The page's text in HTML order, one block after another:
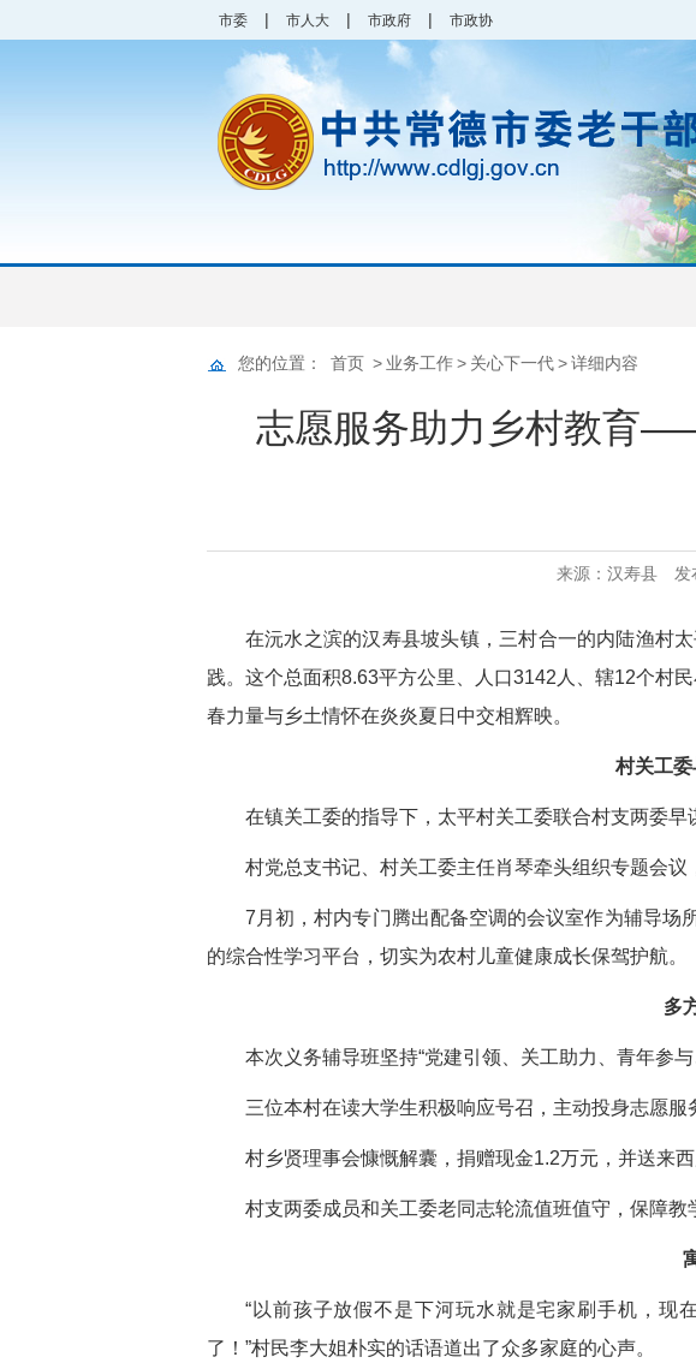
市委 | 市人大 | 市政府 | 市政协
您的位置： 首页 > 业务工作> 关心下一代>详细内容
志愿服务助力乡村教育
来源：汉寿县 发
在沅水之滨的汉寿县坡头镇，三村合一的内陆渔村
践。这个总面积8.63平方公里、人口3142人、辖12个村
春力量与乡土情怀在炎炎夏日中交相辉映。
村关工
在镇关工委的指导下，太平村关工委联合村支两委早
村党总支书记、村关工委主任肖琴牵头组织专题会
7月初，村内专门腾出配备空调的会议室作为辅导场
的综合性学习平台，切实为农村儿童健康成长保驾护航。
多
本次义务辅导班坚持“党建引领、关工助力、青年参
三位本村在读大学生积极响应号召，主动投身志愿
村乡贤理事会慷慨解囊，捐赠现金1.2万元，并送来
村支两委成员和关工委老同志轮流值班值守，保障
“以前孩子放假不是下河玩水就是宅家刷手机，现
了！”村民李大姐朴实的话语道出了众多家庭的心声。